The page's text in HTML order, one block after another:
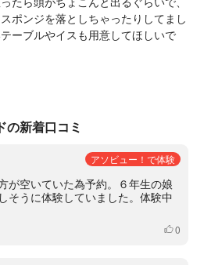
ポンジを落としちゃったりしてまし
ーブルやイスも用意してほしいで
の新着口コミ
アソビュー！で体験
が空いていた為予約。６年生の娘
そうに体験していました。体験中
いいね
0